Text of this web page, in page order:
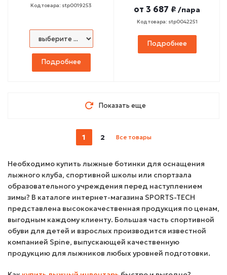
Код товара: stp0019253
Подробнее
от 3 687 ₽ /пара
Код товара: stp0042251
Подробнее
Показать еще
1 2 Все товары
Необходимо купить лыжные ботинки для оснащения
лыжного клуба, спортивной школы или спортзала
образовательного учреждения перед наступлением
зимы? В каталоге интернет-магазина SPORTS-TECH
представлена высококачественная продукция по ценам,
выгодным каждому клиенту. Большая часть спортивной
обуви для детей и взрослых производится известной
компанией Spine, выпускающей качественную
продукцию для лыжников любых уровней подготовки.